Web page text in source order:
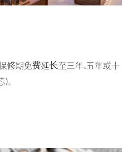
修期免费延长至三年、五年或十
。